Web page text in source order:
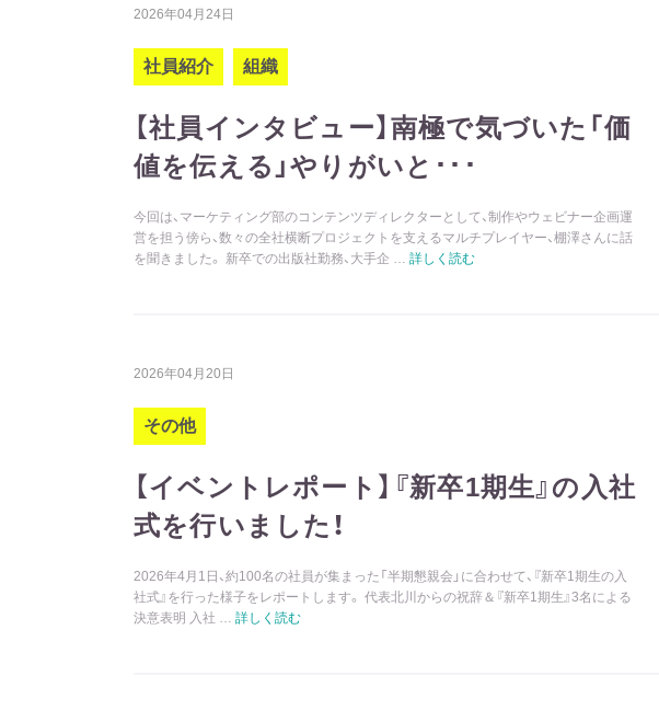
2026年04月24日
社員紹介 組織
【社員インタビュー】南極で気づいた「価
値を伝える」やりがいと･･･
今回は、マーケティング部のコンテンツディレクターとして、制作やウェビナー企画運
営を担う傍ら、数々の全社横断プロジェクトを支えるマルチプレイヤー、棚澤さんに話
を聞きました。 新卒での出版社勤務、大手企 … 詳しく読む
2026年04月20日
その他
【イベントレポート】『新卒1期生』の入社
式を行いました！
2026年4月1日、約100名の社員が集まった「半期懇親会」に合わせて、『新卒1期生の入
社式』を行った様子をレポートします。 代表北川からの祝辞＆『新卒1期生』3名による
決意表明 入社 … 詳しく読む